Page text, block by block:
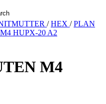
/HEX /PLAN
HUPX-20 A2
M4